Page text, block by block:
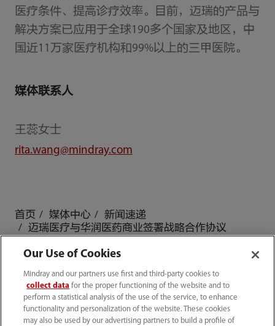
医疗条件、提高诊疗效率。目前，迈瑞的产品与
解决方案已应用于全球190多个国家及地区，中
国近11万家医疗机构和99%以上的三甲医院。
媒体联系人
王蕊女士
rita.wang@mindray.com
首页 媒体中心
新闻速递
迈瑞医疗与华润医药商业签署战略合作协议
产品及解决方案
Our Use of Cookies
Mindray and our partners use first and third-party cookies to
collect data for the proper functioning of the website and to
perform a statistical analysis of the use of the service, to enhance
functionality and personalization of the website. These cookies
may also be used by our advertising partners to build a profile of